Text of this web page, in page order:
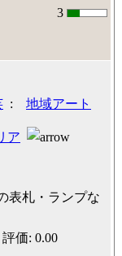
3
: 地域アート
ア
表札・ランプな
価: 0.00